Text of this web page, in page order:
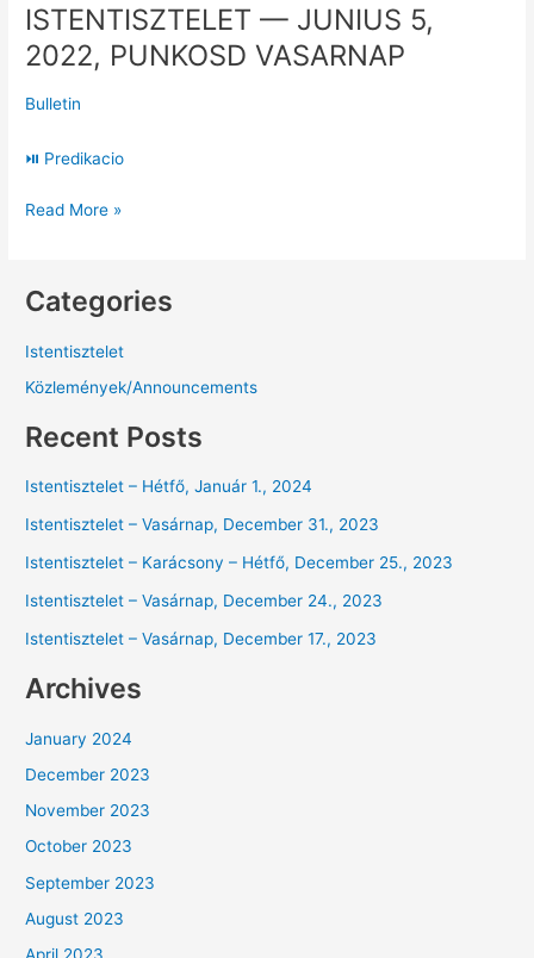
ISTENTISZTELET — JUNIUS 5,
2022, PUNKOSD VASARNAP
Bulletin
⏯ Predikacio
ISTENTISZTELET
—
JUNIUS
5,
VASARNAP
Read More »
Categories
Istentisztelet
Közlemények/Announcements
Recent Posts
Istentisztelet – Hétfő, Január 1., 2024
Istentisztelet – Vasárnap, December 31., 2023
Istentisztelet – Karácsony – Hétfő, December 25., 2023
Istentisztelet – Vasárnap, December 24., 2023
Istentisztelet – Vasárnap, December 17., 2023
Archives
January 2024
December 2023
November 2023
October 2023
September 2023
August 2023